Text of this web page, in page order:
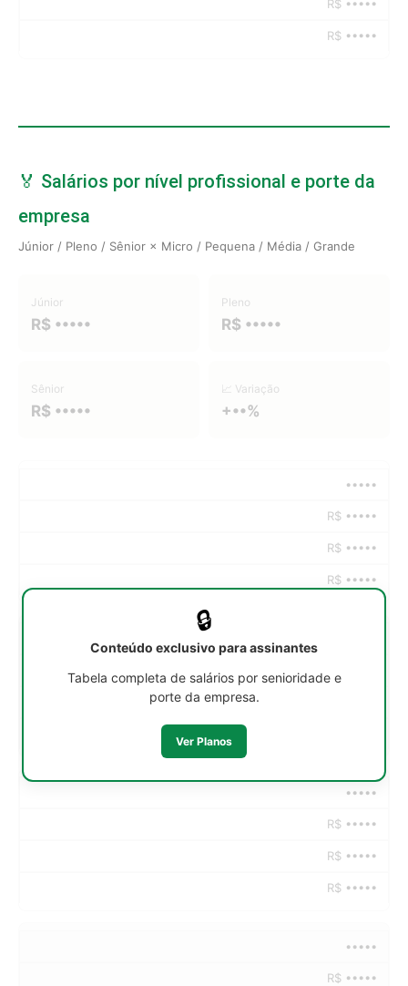
R$ •••••
R$ •••••
🏅 Salários por nível profissional e porte da
empresa
Júnior / Pleno / Sênior × Micro / Pequena / Média / Grande
Júnior
R$ •••••
Pleno
R$ •••••
Sênior
R$ •••••
📈 Variação
+••%
•••••
R$ •••••
R$ •••••
R$ •••••
•••••
R$ •••••
R$ •••••
R$ •••••
•••••
R$ •••••
🔒
Conteúdo exclusivo para assinantes
Tabela completa de salários por senioridade e
porte da empresa.
Ver Planos